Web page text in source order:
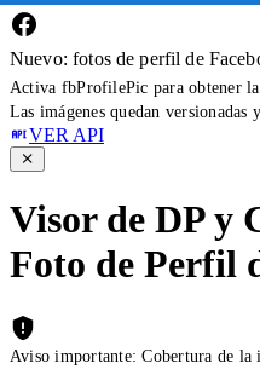
Nuevo: fotos de perfil de
Activa fbProfilePic para obtener
Las imágenes quedan versionadas
VER API
Visor de DP y
Foto de Perfil
Aviso importante: Cobertura de